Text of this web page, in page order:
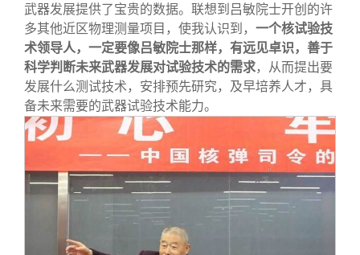
武器发展提供了宝贵的数据。联想到吕敏院士开创的许
多其他近区物理测量项目，使我认识到， 一个核试验技
术领导人，一定要像吕敏院士那样，有远见卓识，善于
科学判断未来武器发展对试验技术的需求，从而提出要
发展什么测试技术，安排预先研究，及早培养人才，具
备未来需要的武器试验技术能力。